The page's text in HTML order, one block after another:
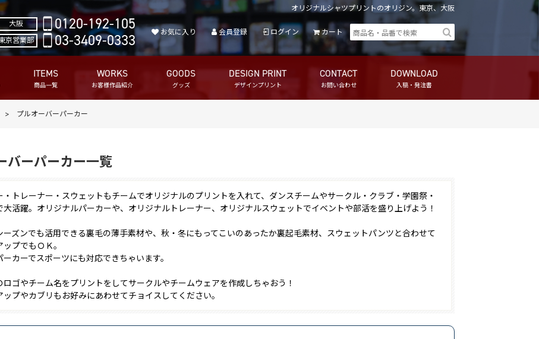
オリジナルシャツプリントのオリジン。東京、大阪
ITEMS
商品一覧
WORKS
お客様作品紹介
GOODS
グッズ
DESIGN PRINT
デザインプリント
CONTACT
お問い合わせ
DOWNLOAD
入稿・発注書
大阪 0120-192-105
京営業部 03-3409-0333 お気に入り 会員登録 ログイン カート
プルオーバーパーカー
バーパーカー一覧
・トレーナー・スウェットもチームでオリジナルのプリントを入れて、ダンスチームやサークル・クラブ・学園祭・
大活躍。オリジナルパーカーや、オリジナルトレーナー、オリジナルスウェットでイベントや部活を盛り上げよう！
ーズンでも活用できる裏毛の薄手素材や、秋・冬にもってこいのあったか裏起毛素材、スウェットパンツと合わせて
プでもＯＫ。
ーカーでスポーツにも対応できちゃいます。
ロゴやチーム名をプリントをしてサークルやチームウェアを作成しちゃおう！
ップやカブリもお好みにあわせてチョイスしてください。